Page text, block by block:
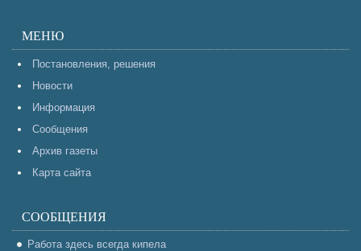
МЕНЮ
Постановления, решения
Новости
Информация
Сообщения
Архив газеты
Карта сайта
СООБЩЕНИЯ
Работа здесь всегда кипела